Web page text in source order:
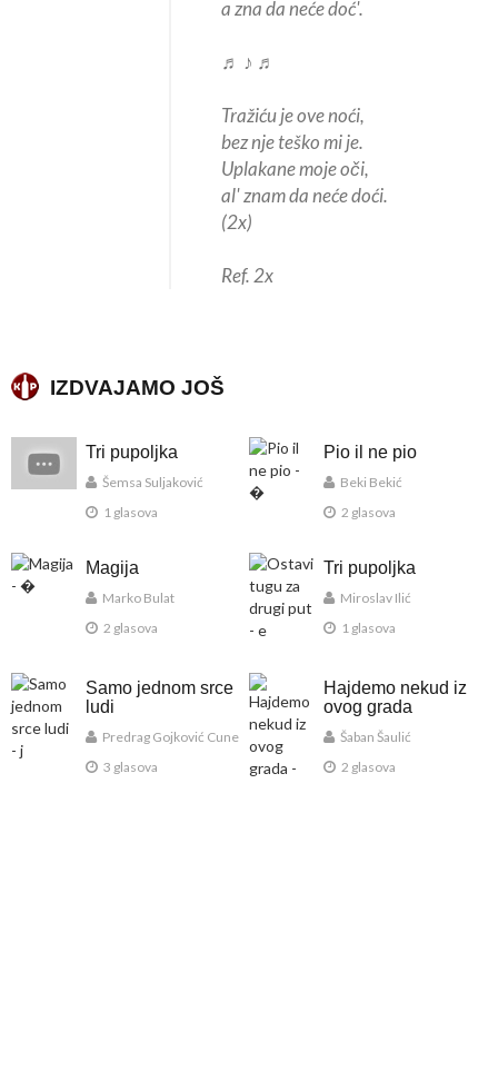
a zna da neće doć'.
♬ ♪ ♬
Tražiću je ove noći,
bez nje teško mi je.
Uplakane moje oči,
al' znam da neće doći.
(2x)
Ref. 2x
IZDVAJAMO JOŠ
Tri pupoljka
Šemsa Suljaković
1 glasova
Pio il ne pio
Beki Bekić
2 glasova
Magija
Marko Bulat
2 glasova
Tri pupoljka
Miroslav Ilić
1 glasova
Samo jednom srce
ludi
Predrag Gojković Cune
3 glasova
Hajdemo nekud iz
ovog grada
Šaban Šaulić
2 glasova